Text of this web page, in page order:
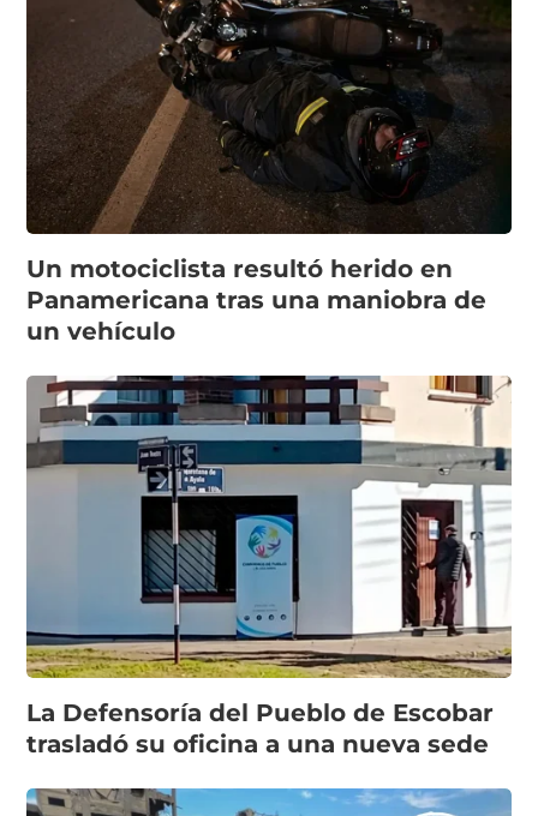
Un motociclista resultó herido en
Panamericana tras una maniobra de
un vehículo
La Defensoría del Pueblo de Escobar
trasladó su oficina a una nueva sede